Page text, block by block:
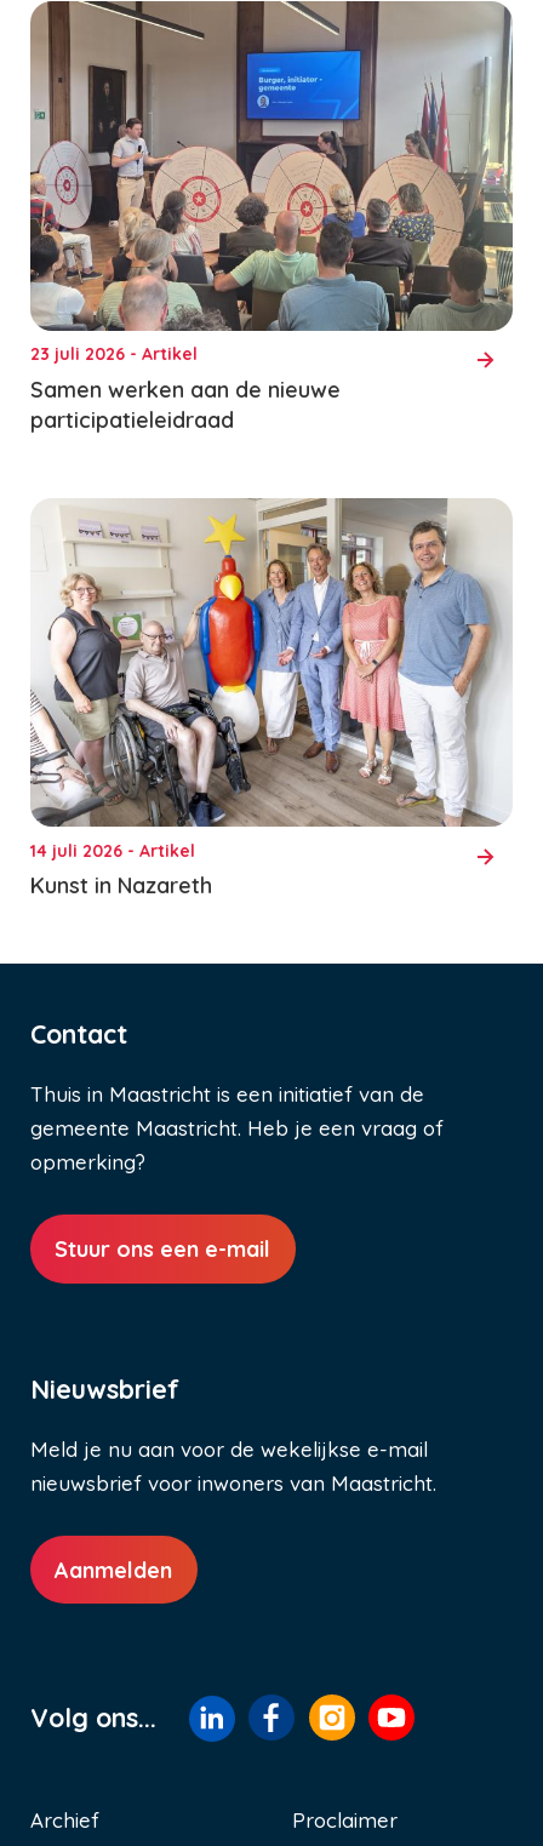
23 juli 2026 - Artikel
Samen werken aan de nieuwe
participatieleidraad
14 juli 2026 - Artikel
Kunst in Nazareth
Contact
Thuis in Maastricht is een initiatief van de
gemeente Maastricht. Heb je een vraag of
opmerking?
Stuur ons een e-mail
Nieuwsbrief
Meld je nu aan voor de wekelijkse e-mail
nieuwsbrief voor inwoners van Maastricht.
Aanmelden
Volg ons...
Archief Proclaimer